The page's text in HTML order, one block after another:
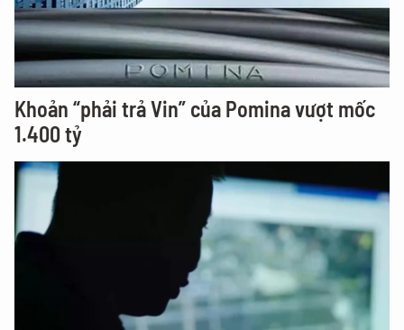
Khoản “phải trả Vin” của Pomina vượt mốc
1.400 tỷ